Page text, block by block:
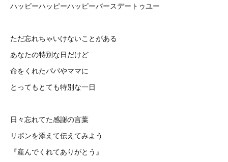
ハッピーハッピーハッピーバースデートゥユー
ただ忘れちゃいけないことがある
あなたの特別な日だけど
命をくれたパパやママに
とってもとても特別な一日
日々忘れてた感謝の言葉
リボンを添えて伝えてみよう
『産んでくれてありがとう』